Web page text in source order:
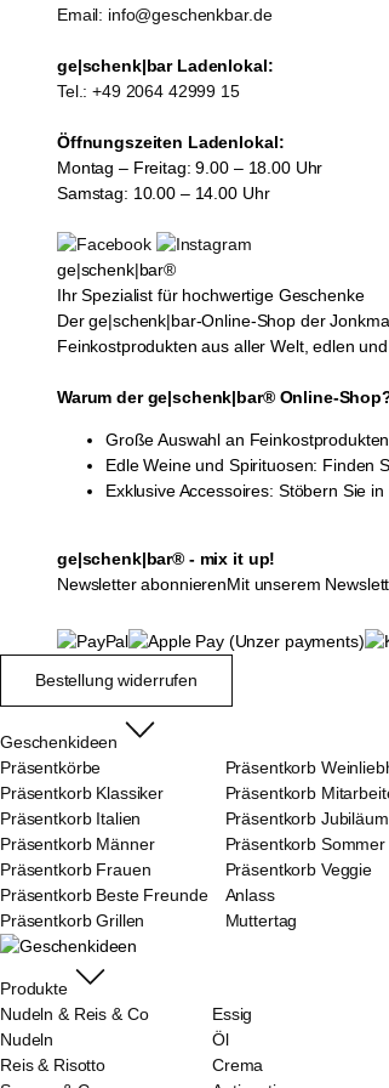
Email: info@geschenkbar.de
ge|schenk|bar Ladenlokal:
Tel.: +49 2064 42999 15
Öffnungszeiten Ladenlokal:
Montag – Freitag: 9.00 – 18.00 Uhr
Samstag: 10.00 – 14.00 Uhr
ge|schenk|bar®
Ihr Spezialist für hochwertige Geschenke
Der ge|schenk|bar-Online-Shop der
Feinkostprodukten aus aller Welt, edlen
Warum der ge|schenk|bar® Online-
Große Auswahl an
Edle Weine und Spirituosen: Finden
Exklusive Accessoires: Stöbern Sie
ge|schenk|bar® - mix it up!
Newsletter abonnierenMit unserem
Bestellung widerrufen
Geschenkideen
Präsentkörbe
Präsentkorb Klassiker
Präsentkorb Italien
Präsentkorb Männer
Präsentkorb Frauen
Präsentkorb Beste Freunde
Präsentkorb Grillen
Präsentkorb
Präsentkorb
Präsentkorb Jubiläum
Präsentkorb Sommer
Präsentkorb Veggie
Anlass
Muttertag
Produkte
Nudeln & Reis & Co
Nudeln
Reis & Risotto
Essig
Öl
Crema